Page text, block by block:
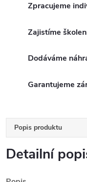
Zpracujeme
Zajistíme
Dodáváme
Garantujeme
Popis produktu
Detailní